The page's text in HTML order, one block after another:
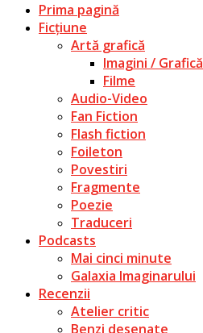
Prima pagină
Ficțiune
Artă grafică
Imagini / Grafică
Filme
Audio-Video
Fan Fiction
Flash fiction
Foileton
Povestiri
Fragmente
Poezie
Traduceri
Podcasts
Mai cinci minute
Galaxia Imaginarului
Recenzii
Atelier critic
Benzi desenate